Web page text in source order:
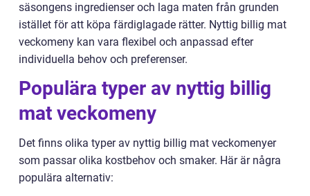
säsongens ingredienser och laga maten från grunden
istället för att köpa färdiglagade rätter. Nyttig billig mat
veckomeny kan vara flexibel och anpassad efter
individuella behov och preferenser.
Populära typer av nyttig billig
mat veckomeny
Det finns olika typer av nyttig billig mat veckomenyer
som passar olika kostbehov och smaker. Här är några
populära alternativ: